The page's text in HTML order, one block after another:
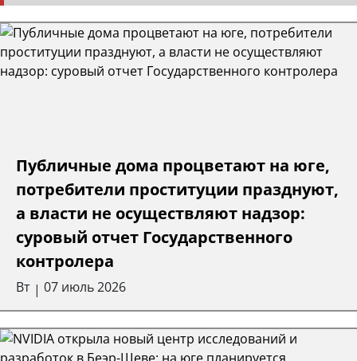
Публичные дома процветают на юге,
потребители проституции празднуют,
а власти не осуществляют надзор:
суровый отчет Государственного
контролера
Вт | 07 июль 2026